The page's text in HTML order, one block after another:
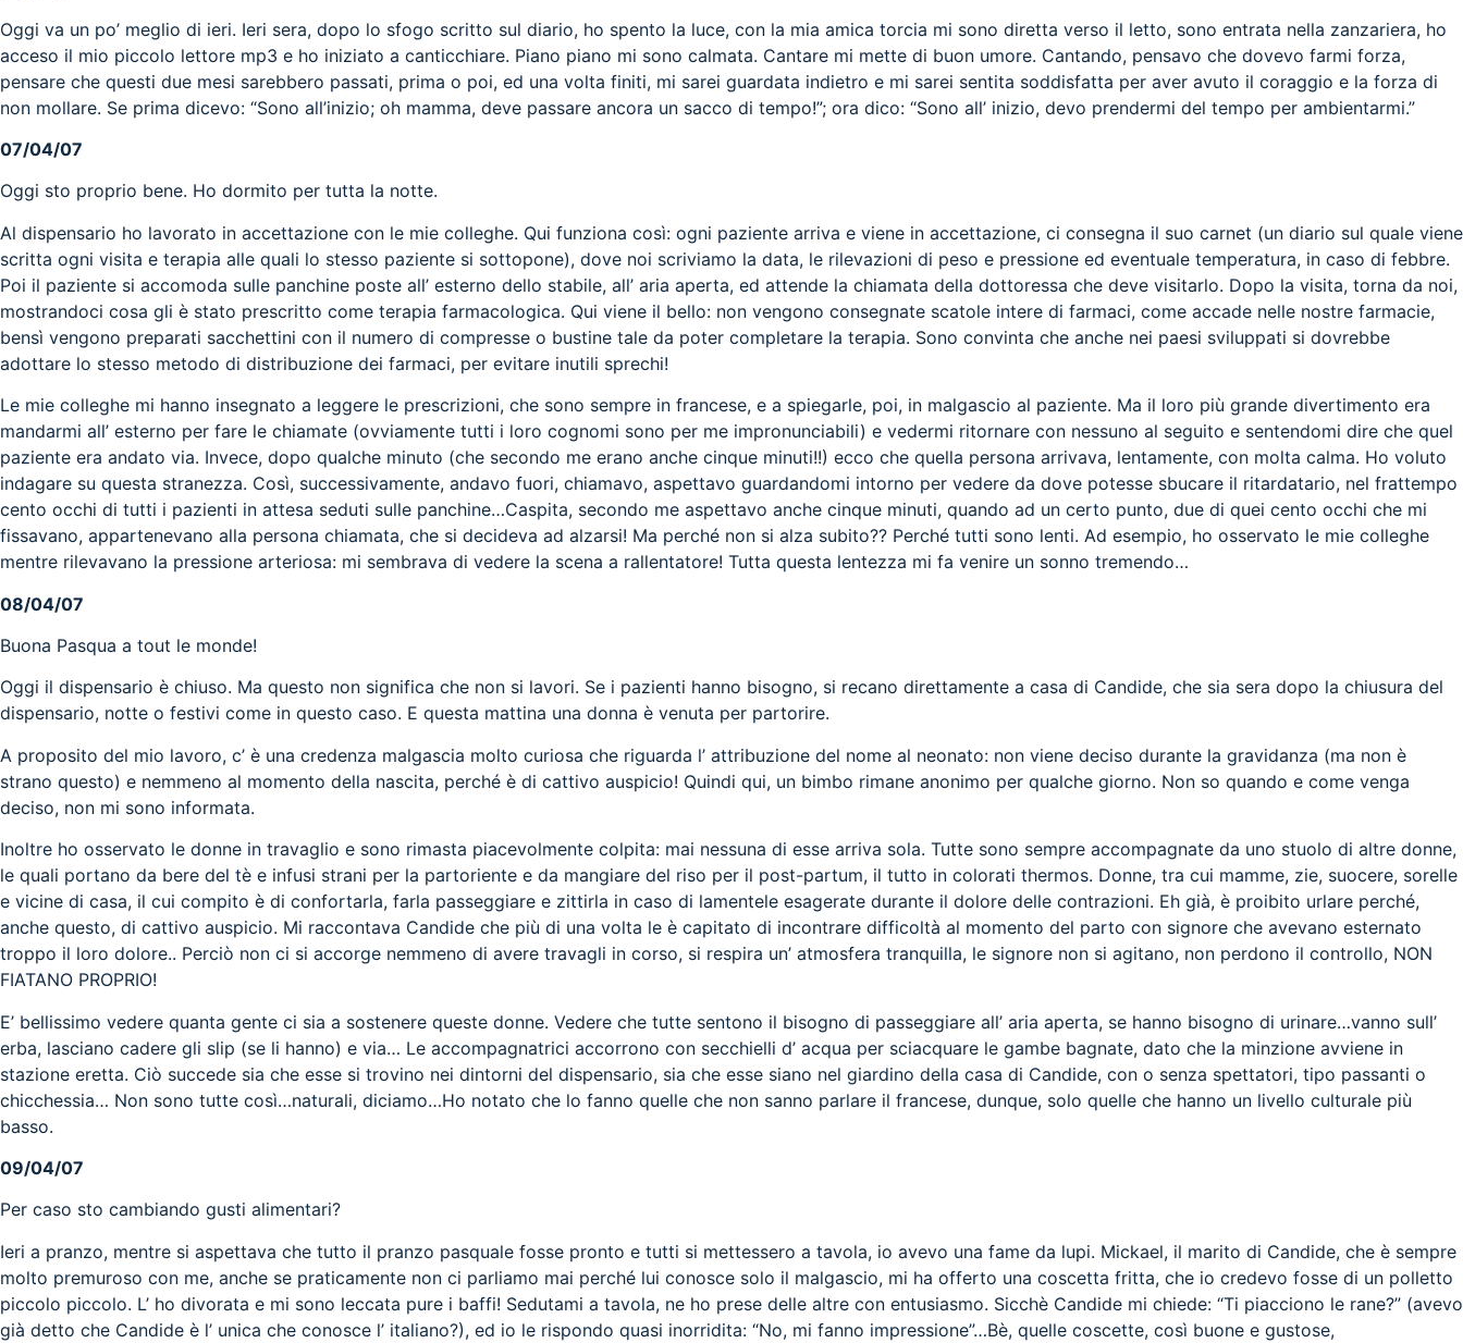
Oggi va un po’ meglio di ieri. Ieri sera, dopo lo sfogo scritto sul diario, ho spento la luce, con la mia amica torcia mi sono diretta verso il letto, sono entrata nella zanzariera, ho
acceso il mio piccolo lettore mp3 e ho iniziato a canticchiare. Piano piano mi sono calmata. Cantare mi mette di buon umore. Cantando, pensavo che dovevo farmi forza,
pensare che questi due mesi sarebbero passati, prima o poi, ed una volta finiti, mi sarei guardata indietro e mi sarei sentita soddisfatta per aver avuto il coraggio e la forza di
non mollare. Se prima dicevo: “Sono all’inizio; oh mamma, deve passare ancora un sacco di tempo!”; ora dico: “Sono all’ inizio, devo prendermi del tempo per ambientarmi.”
07/04/07
Oggi sto proprio bene. Ho dormito per tutta la notte.
Al dispensario ho lavorato in accettazione con le mie colleghe. Qui funziona così: ogni paziente arriva e viene in accettazione, ci consegna il suo carnet (un diario sul quale viene
scritta ogni visita e terapia alle quali lo stesso paziente si sottopone), dove noi scriviamo la data, le rilevazioni di peso e pressione ed eventuale temperatura, in caso di febbre.
Poi il paziente si accomoda sulle panchine poste all’ esterno dello stabile, all’ aria aperta, ed attende la chiamata della dottoressa che deve visitarlo. Dopo la visita, torna da noi,
mostrandoci cosa gli è stato prescritto come terapia farmacologica. Qui viene il bello: non vengono consegnate scatole intere di farmaci, come accade nelle nostre farmacie,
bensì vengono preparati sacchettini con il numero di compresse o bustine tale da poter completare la terapia. Sono convinta che anche nei paesi sviluppati si dovrebbe
adottare lo stesso metodo di distribuzione dei farmaci, per evitare inutili sprechi!
Le mie colleghe mi hanno insegnato a leggere le prescrizioni, che sono sempre in francese, e a spiegarle, poi, in malgascio al paziente. Ma il loro più grande divertimento era
mandarmi all’ esterno per fare le chiamate (ovviamente tutti i loro cognomi sono per me impronunciabili) e vedermi ritornare con nessuno al seguito e sentendomi dire che quel
paziente era andato via. Invece, dopo qualche minuto (che secondo me erano anche cinque minuti!!) ecco che quella persona arrivava, lentamente, con molta calma. Ho voluto
indagare su questa stranezza. Così, successivamente, andavo fuori, chiamavo, aspettavo guardandomi intorno per vedere da dove potesse sbucare il ritardatario, nel frattempo
cento occhi di tutti i pazienti in attesa seduti sulle panchine…Caspita, secondo me aspettavo anche cinque minuti, quando ad un certo punto, due di quei cento occhi che mi
fissavano, appartenevano alla persona chiamata, che si decideva ad alzarsi! Ma perché non si alza subito?? Perché tutti sono lenti. Ad esempio, ho osservato le mie colleghe
mentre rilevavano la pressione arteriosa: mi sembrava di vedere la scena a rallentatore! Tutta questa lentezza mi fa venire un sonno tremendo…
08/04/07
Buona Pasqua a tout le monde!
Oggi il dispensario è chiuso. Ma questo non significa che non si lavori. Se i pazienti hanno bisogno, si recano direttamente a casa di Candide, che sia sera dopo la chiusura del
dispensario, notte o festivi come in questo caso. E questa mattina una donna è venuta per partorire.
A proposito del mio lavoro, c’ è una credenza malgascia molto curiosa che riguarda l’ attribuzione del nome al neonato: non viene deciso durante la gravidanza (ma non è
strano questo) e nemmeno al momento della nascita, perché è di cattivo auspicio! Quindi qui, un bimbo rimane anonimo per qualche giorno. Non so quando e come venga
deciso, non mi sono informata.
Inoltre ho osservato le donne in travaglio e sono rimasta piacevolmente colpita: mai nessuna di esse arriva sola. Tutte sono sempre accompagnate da uno stuolo di altre donne,
le quali portano da bere del tè e infusi strani per la partoriente e da mangiare del riso per il post-partum, il tutto in colorati thermos. Donne, tra cui mamme, zie, suocere, sorelle
e vicine di casa, il cui compito è di confortarla, farla passeggiare e zittirla in caso di lamentele esagerate durante il dolore delle contrazioni. Eh già, è proibito urlare perché,
anche questo, di cattivo auspicio. Mi raccontava Candide che più di una volta le è capitato di incontrare difficoltà al momento del parto con signore che avevano esternato
troppo il loro dolore.. Perciò non ci si accorge nemmeno di avere travagli in corso, si respira un’ atmosfera tranquilla, le signore non si agitano, non perdono il controllo, NON
FIATANO PROPRIO!
E’ bellissimo vedere quanta gente ci sia a sostenere queste donne. Vedere che tutte sentono il bisogno di passeggiare all’ aria aperta, se hanno bisogno di urinare…vanno sull’
erba, lasciano cadere gli slip (se li hanno) e via… Le accompagnatrici accorrono con secchielli d’ acqua per sciacquare le gambe bagnate, dato che la minzione avviene in
stazione eretta. Ciò succede sia che esse si trovino nei dintorni del dispensario, sia che esse siano nel giardino della casa di Candide, con o senza spettatori, tipo passanti o
chicchessia… Non sono tutte così…naturali, diciamo…Ho notato che lo fanno quelle che non sanno parlare il francese, dunque, solo quelle che hanno un livello culturale più
basso.
09/04/07
Per caso sto cambiando gusti alimentari?
Ieri a pranzo, mentre si aspettava che tutto il pranzo pasquale fosse pronto e tutti si mettessero a tavola, io avevo una fame da lupi. Mickael, il marito di Candide, che è sempre
molto premuroso con me, anche se praticamente non ci parliamo mai perché lui conosce solo il malgascio, mi ha offerto una coscetta fritta, che io credevo fosse di un polletto
piccolo piccolo. L’ ho divorata e mi sono leccata pure i baffi! Sedutami a tavola, ne ho prese delle altre con entusiasmo. Sicchè Candide mi chiede: “Ti piacciono le rane?” (avevo
già detto che Candide è l’ unica che conosce l’ italiano?), ed io le rispondo quasi inorridita: “No, mi fanno impressione”…Bè, quelle coscette, così buone e gustose,